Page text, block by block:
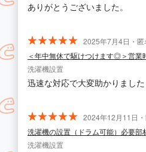
ありがとうございました。
2025年7月4日・匿
＜年中無休で駆けつけます◎＞営業
洗濯機設置
迅速な対応で大変助かりまし
2024年12月11日
洗濯機の設置（ドラム可能）必要部
洗濯機設置